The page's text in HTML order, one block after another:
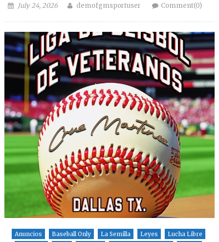
Posted on
July 24, 2026 Author
demofgmsportuser Comment(0)
Anuncios Baseball Only La Semilla Leyes Lucha Libre